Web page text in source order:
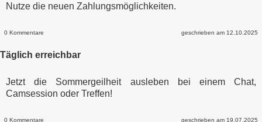
Nutze die neuen Zahlungsmöglichkeiten.
0 Kommentare geschrieben am 12.10.2025
Täglich erreichbar
Jetzt die Sommergeilheit ausleben bei einem Chat,
Camsession oder Treffen!
0 Kommentare geschrieben am 19.07.2025